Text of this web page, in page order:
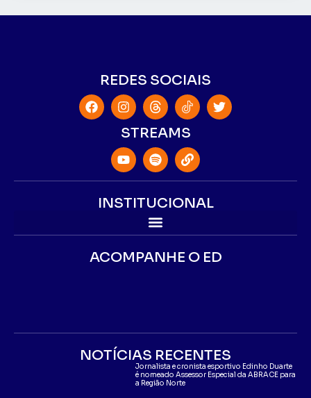
REDES SOCIAIS
STREAMS
INSTITUCIONAL
ACOMPANHE O ED
NOTÍCIAS RECENTES
Jornalista e cronista esportivo Edinho Duarte
é nomeado Assessor Especial da ABRACE para
a Região Norte